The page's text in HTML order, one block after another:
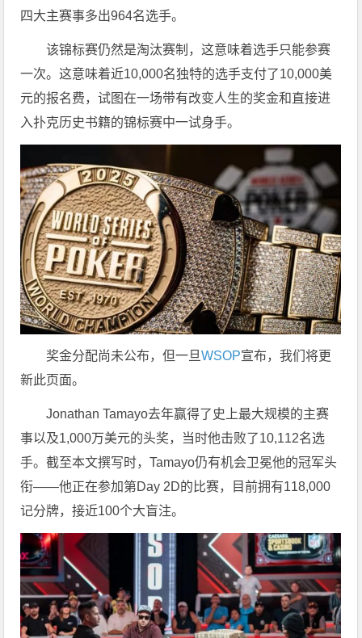
四大主赛事多出964名选手。
该锦标赛仍然是淘汰赛制，这意味着选手只能参赛
一次。这意味着近10,000名独特的选手支付了10,000美
元的报名费，试图在一场带有改变人生的奖金和直接进
入扑克历史书籍的锦标赛中一试身手。
奖金分配尚未公布，但一旦WSOP宣布，我们将更
新此页面。
Jonathan Tamayo去年赢得了史上最大规模的主赛
事以及1,000万美元的头奖，当时他击败了10,112名选
手。截至本文撰写时，Tamayo仍有机会卫冕他的冠军头
衔——他正在参加第Day 2D的比赛，目前拥有118,000
记分牌，接近100个大盲注。